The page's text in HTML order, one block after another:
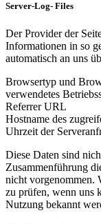
Server-Log- Files
Der Provider der
Informationen in so
automatisch an uns
Browsertyp und
verwendetes
Referrer URL
Hostname des
Uhrzeit der
Diese Daten sind
Zusammenführung
nicht vorgenommen.
zu prüfen, wenn uns
Nutzung bekannt